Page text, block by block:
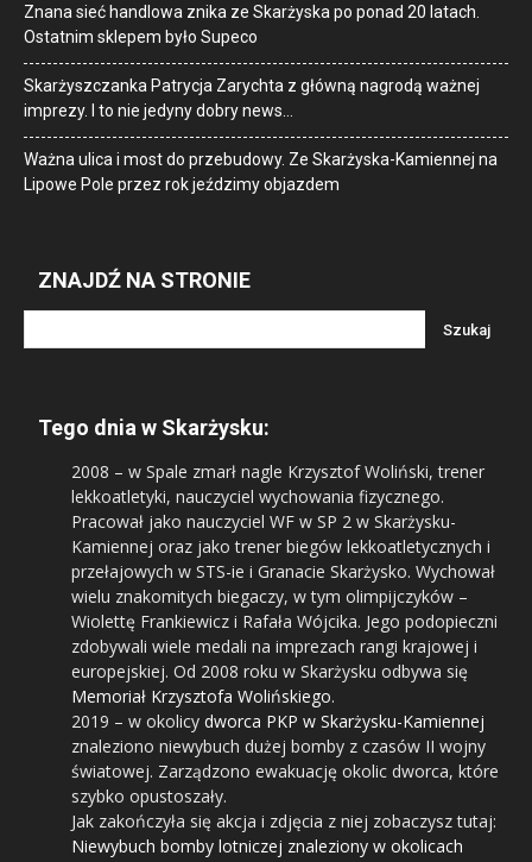
Znana sieć handlowa znika ze Skarżyska po ponad 20 latach.
Ostatnim sklepem było Supeco
Skarżyszczanka Patrycja Zarychta z główną nagrodą ważnej
imprezy. I to nie jedyny dobry news…
Ważna ulica i most do przebudowy. Ze Skarżyska-Kamiennej na
Lipowe Pole przez rok jeździmy objazdem
ZNAJDŹ NA STRONIE
Tego dnia w Skarżysku:
2008 – w Spale zmarł nagle Krzysztof Woliński, trener
lekkoatletyki, nauczyciel wychowania fizycznego.
Pracował jako nauczyciel WF w SP 2 w Skarżysku-
Kamiennej oraz jako trener biegów lekkoatletycznych i
przełajowych w STS-ie i Granacie Skarżysko. Wychował
wielu znakomitych biegaczy, w tym olimpijczyków –
Wiolettę Frankiewicz i Rafała Wójcika. Jego podopieczni
zdobywali wiele medali na imprezach rangi krajowej i
europejskiej. Od 2008 roku w Skarżysku odbywa się
Memoriał Krzysztofa Wolińskiego.
2019 – w okolicy dworca PKP w Skarżysku-Kamiennej
znaleziono niewybuch dużej bomby z czasów II wojny
światowej. Zarządzono ewakuację okolic dworca, które
szybko opustoszały.
Jak zakończyła się akcja i zdjęcia z niej zobaczysz tutaj:
Niewybuch bomby lotniczej znaleziony w okolicach